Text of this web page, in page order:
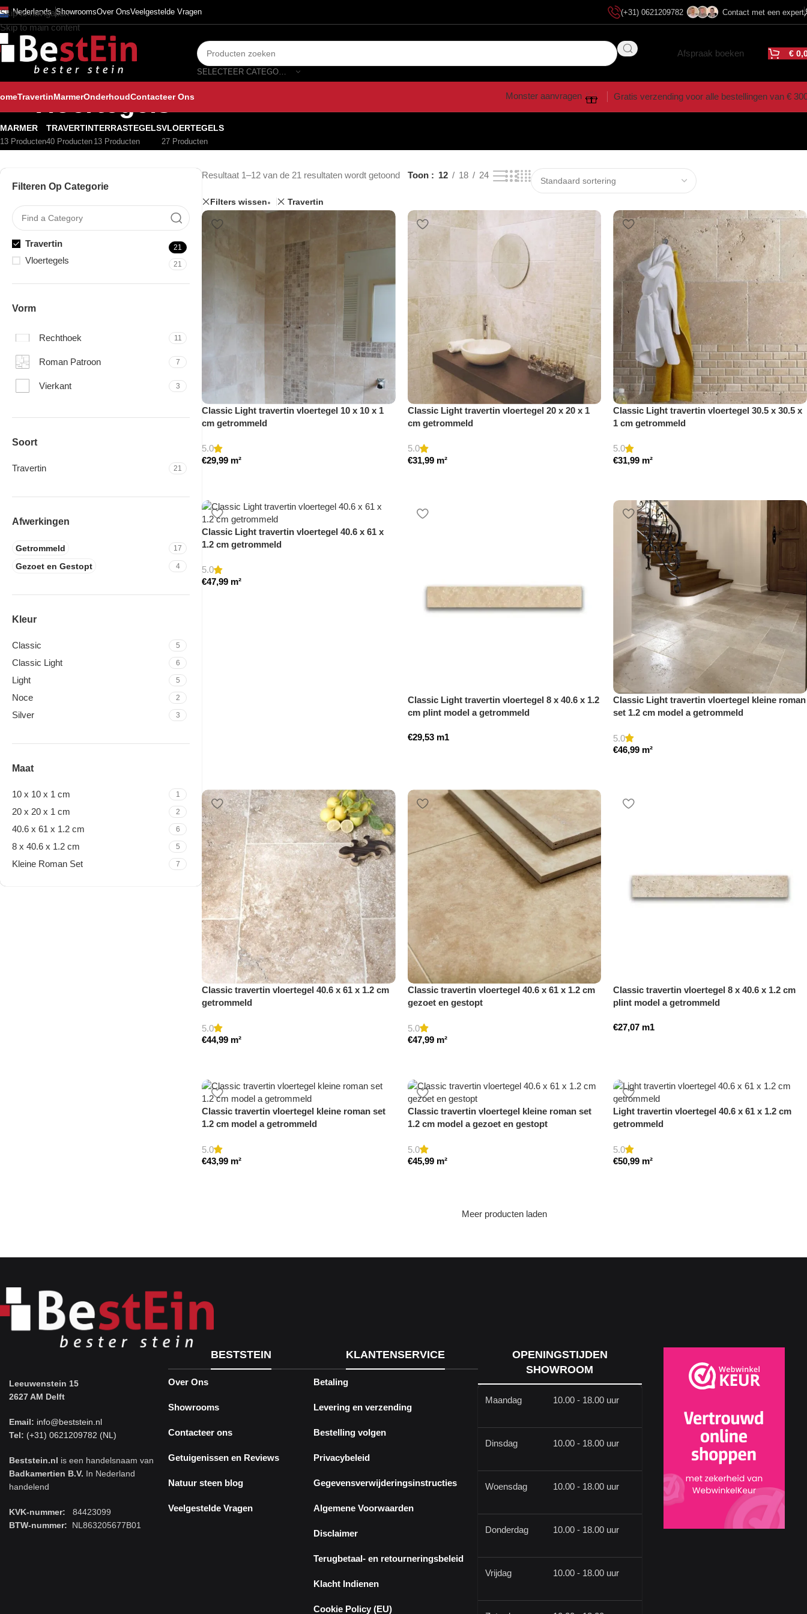
Skip to navigation
Skip to main content
Nederlands ShowroomsOver OnsVeelgestelde Vragen (+31) 0621209782 Contact met een expert
Afspraak boeken €
TravertinMarmerOnderhoudContacteer Ons Monster aanvragen Gratis verzending voor alle bestellingen van €
Vloertegels
MARMER
13 Producten
TRAVERTIN
40 Producten
TERRASTEGELS
13 Producten
VLOERTEGELS
27 Producten
Filteren Op Categorie
Travertin 21
Vloertegels 21
Vorm
Rechthoek 11
Roman Patroon 7
Vierkant 3
Soort
Travertin 21
Afwerkingen
Getrommeld 17
Gezoet en Gestopt 4
Kleur
Classic 5
Classic Light 6
Light 5
Noce 2
Silver 3
Maat
10 x 10 x 1 cm 1
20 x 20 x 1 cm 2
40.6 x 61 x 1.2 cm 6
8 x 40.6 x 1.2 cm 5
Kleine Roman Set 7
Resultaat 1–12 van de 21 resultaten wordt getoond Toon 12 18 24
Filters wissen Travertin
Classic Light travertin vloertegel 10 x 10 x 1
cm getrommeld
5.0
€29,99 m²
Classic Light travertin vloertegel 20 x 20 x 1
cm getrommeld
5.0
€31,99 m²
Classic Light travertin vloertegel 30.5 x 30.5 x
1 cm getrommeld
5.0
€31,99 m²
Classic Light travertin vloertegel 40.6 x 61 x
1.2 cm getrommeld
5.0
€47,99 m²
Classic Light travertin vloertegel 8 x 40.6 x 1.2
cm plint model a getrommeld
€29,53 m1
Classic Light travertin vloertegel kleine roman
set 1.2 cm model a getrommeld
5.0
€46,99 m²
Classic travertin vloertegel 40.6 x 61 x 1.2 cm
getrommeld
5.0
€44,99 m²
Classic travertin vloertegel 40.6 x 61 x 1.2 cm
gezoet en gestopt
5.0
€47,99 m²
Classic travertin vloertegel 8 x 40.6 x 1.2 cm
plint model a getrommeld
€27,07 m1
Classic travertin vloertegel kleine roman set
1.2 cm model a getrommeld
5.0
€43,99 m²
Classic travertin vloertegel kleine roman set
1.2 cm model a gezoet en gestopt
5.0
€45,99 m²
Light travertin vloertegel 40.6 x 61 x 1.2 cm
getrommeld
5.0
€50,99 m²
Meer producten laden
Leeuwenstein 15
2627 AM Delft
Email: info@beststein.nl
Tel: (+31) 0621209782 (NL)
Beststein.nl is een handelsnaam van
Badkamertien B.V. In Nederland
handelend
KVK-nummer: 84423099
BTW-nummer: NL863205677B01
BESTSTEIN
Over Ons
Showrooms
Contacteer ons
Getuigenissen en Reviews
Natuur steen blog
Veelgestelde Vragen
KLANTENSERVICE
Betaling
Levering en verzending
Bestelling volgen
Privacybeleid
Gegevensverwijderingsinstructies
Algemene Voorwaarden
Disclaimer
Terugbetaal- en retourneringsbeleid
Klacht Indienen
Cookie Policy (EU)
OPENINGSTIJDEN
SHOWROOM
Maandag 10.00 - 18.00 uur
Dinsdag 10.00 - 18.00 uur
Woensdag 10.00 - 18.00 uur
Donderdag 10.00 - 18.00 uur
Vrijdag 10.00 - 18.00 uur